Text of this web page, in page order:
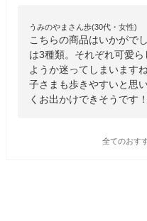
うみのやまさん歩(30代・女性)
こちらの商品はいかがで
は3種類。それぞれ可愛
ようか迷ってしまいます
子さまも歩きやすいと思
くお出かけできそうです！
全てのおす